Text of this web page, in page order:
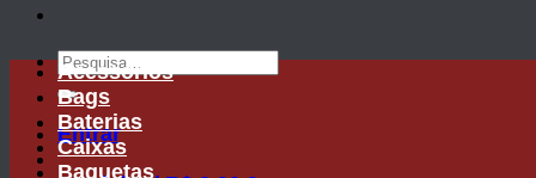
Pesquisar
por:
Entrar
Acessórios
Bags
Baterias
Caixas
Baquetas